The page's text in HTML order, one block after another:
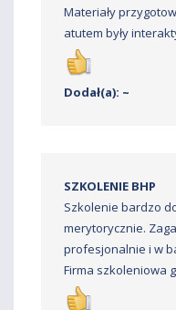
Materiały
atutem były
Dodał(a): ~
SZKOLENIE BHP
Szkolenie bardzo
merytorycznie.
profesjonalnie i w
Firma szkoleniowa